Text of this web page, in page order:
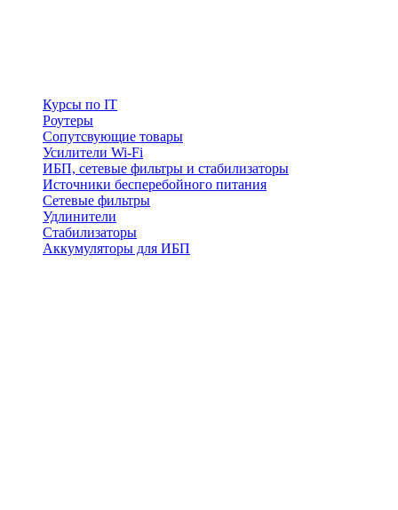
Курсы по IT
Роутеры
Сопутсвующие товары
Усилители Wi-Fi
ИБП, сетевые фильтры и стабилизаторы
Источники бесперебойного питания
Сетевые фильтры
Удлинители
Стабилизаторы
Аккумуляторы для ИБП